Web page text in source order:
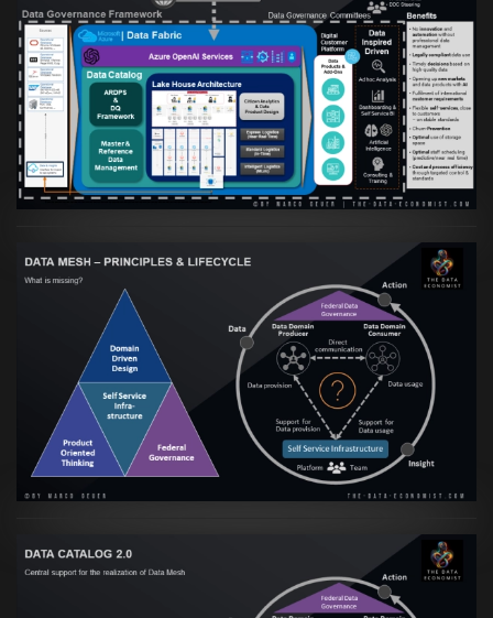
Artikel:Warum eine Data Governance
orientierte Data Fabric essenziell für
skalierbare qualitative Datenprodukte ist
VIEW
Artikel:Data Mesh Ökosysteme: Die
Transformation zur Data Inspired Human
Culture
VIEW